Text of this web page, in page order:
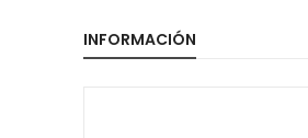
INFORMACIÓN